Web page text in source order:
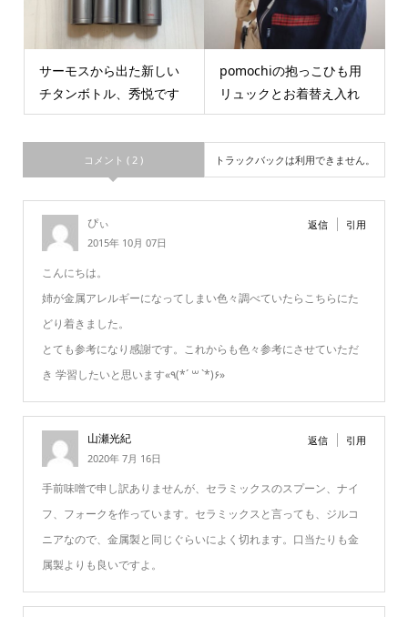
サーモスから出た新しい
チタンボトル、秀悦です
pomochiの抱っこひも用
リュックとお着替え入れ
コメント ( 2 ) トラックバックは利用できません。
ぴぃ
2015年 10月 07日
返信 引用
こんにちは。
姉が金属アレルギーになってしまい色々調べていたらこちらにた
どり着きました。
とても参考になり感謝です。これからも色々参考にさせていただ
き 学習したいと思います«٩(*´ ꒳ `*)۶»
山瀬光紀
2020年 7月 16日
返信 引用
手前味噌で申し訳ありませんが、セラミックスのスプーン、ナイ
フ、フォークを作っています。セラミックスと言っても、ジルコ
ニアなので、金属製と同じぐらいによく切れます。口当たりも金
属製よりも良いですよ。